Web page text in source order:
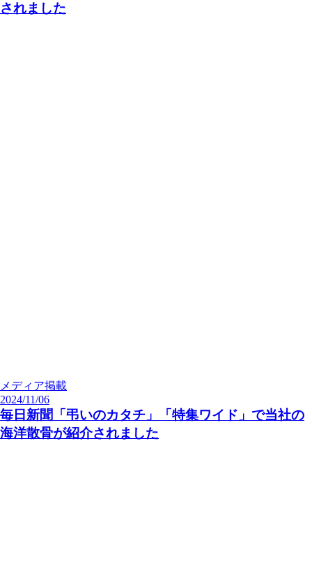
されました
メディア掲載
2024/11/06
毎日新聞「弔いのカタチ」「特集ワイド」で当社の
海洋散骨が紹介されました